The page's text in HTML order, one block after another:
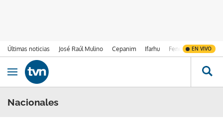
Últimas noticias José Raúl Mulino Cepanim Ifarhu Fenómeno de El
EN VIVO
Ir al contenido
Obrir navegació
Nacionales